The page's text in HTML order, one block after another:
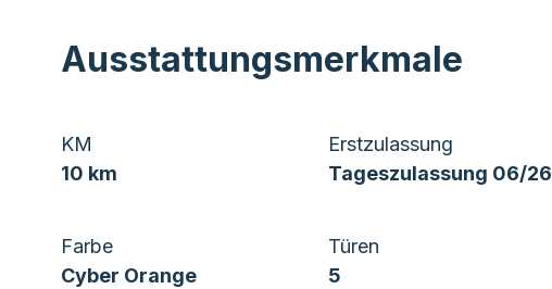
Ausstattungsmerkmale
KM
10 km
Erstzulassung
Tageszulassung 06/26
Farbe
Cyber Orange
Türen
5